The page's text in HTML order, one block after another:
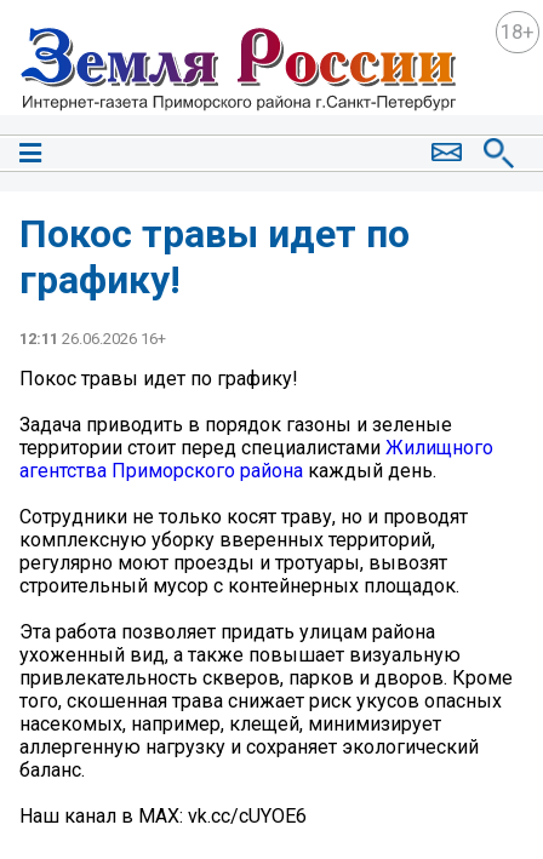
18+
Покос травы идет по
графику!
12:11 26.06.2026 16+
Покос травы идет по графику!
Задача приводить в порядок газоны и зеленые
территории стоит перед специалистами Жилищного
агентства Приморского района каждый день.
Сотрудники не только косят траву, но и проводят
комплексную уборку вверенных территорий,
регулярно моют проезды и тротуары, вывозят
строительный мусор с контейнерных площадок.
Эта работа позволяет придать улицам района
ухоженный вид, а также повышает визуальную
привлекательность скверов, парков и дворов. Кроме
того, скошенная трава снижает риск укусов опасных
насекомых, например, клещей, минимизирует
аллергенную нагрузку и сохраняет экологический
баланс.
Наш канал в MAX: vk.cc/cUYOE6